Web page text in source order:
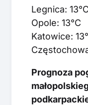
Legnica: 13°C
Opole: 13°C
Katowice:
Prognoza